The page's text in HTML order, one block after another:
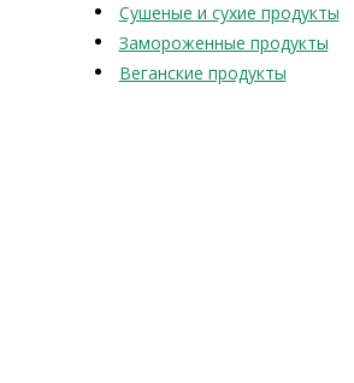
Сушеные и сухие продукты
Замороженные продукты
Веганские продукты